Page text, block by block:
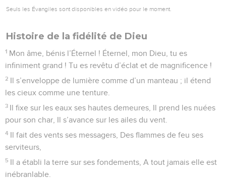
Seuls les Évangiles sont disponibles en vidéo pour le moment.
Histoire de la fidélité de Dieu
1 Mon âme, bénis l’Éternel ! Éternel, mon Dieu, tu es
infiniment grand ! Tu es revêtu d’éclat et de magnificence !
2 Il s’enveloppe de lumière comme d’un manteau ; il étend
les cieux comme une tenture.
3 Il fixe sur les eaux ses hautes demeures, Il prend les nuées
pour son char, Il s’avance sur les ailes du vent.
4 Il fait des vents ses messagers, Des flammes de feu ses
serviteurs,
5 Il a établi la terre sur ses fondements, A tout jamais elle est
inébranlable.